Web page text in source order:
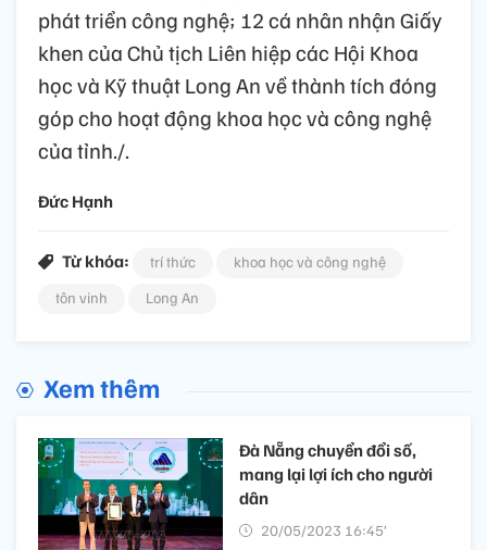
phát triển công nghệ; 12 cá nhân nhận Giấy
khen của Chủ tịch Liên hiệp các Hội Khoa
học và Kỹ thuật Long An về thành tích đóng
góp cho hoạt động khoa học và công nghệ
của tỉnh./.
Đức Hạnh
Từ khóa: trí thức
khoa học và công nghệ
tôn vinh
Long An
Xem thêm
Đà Nẵng chuyển đổi số,
mang lại lợi ích cho người
dân
20/05/2023 16:45’